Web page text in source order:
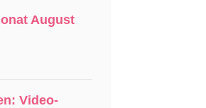
August
Video-